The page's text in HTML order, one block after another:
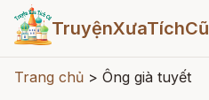
TruyệnXưaTíchCũ
Trang chủ > Ông già tuyết